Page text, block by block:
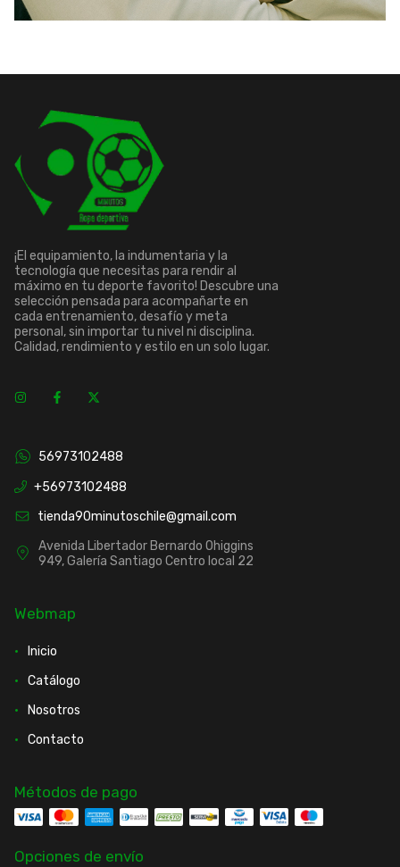
¡El equipamiento, la indumentaria y la
tecnología que necesitas para rendir al
máximo en tu deporte favorito! Descubre una
selección pensada para acompañarte en
cada entrenamiento, desafío y meta
personal, sin importar tu nivel ni disciplina.
Calidad, rendimiento y estilo en un solo lugar.
56973102488
+56973102488
tienda90minutoschile@gmail.com
Avenida Libertador Bernardo Ohiggins
949, Galería Santiago Centro local 22
Webmap
Inicio
Catálogo
Nosotros
Contacto
Métodos de pago
Opciones de envío